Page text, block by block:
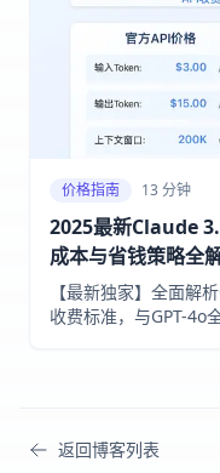
价格指南 13 分钟
2025最新Claude
成本与省钱策略全
【最新独家】全面解
收费标准，与GPT-4o
返回博客列表